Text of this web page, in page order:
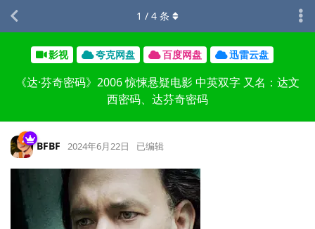
影视 夸克网盘 百度网盘 迅雷云盘
《达·芬奇密码》2006 惊悚悬疑电影 中英双字 又名：达文
西密码、达芬奇密码
1 / 4 条
BFBF 2024年6月22日 已编辑